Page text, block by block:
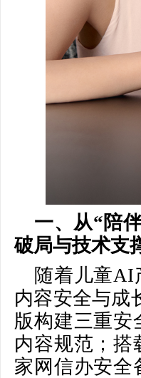
一、从“陪
破局与技术支
随着儿童AI
内容安全与成
版构建三重安
内容规范；搭
家网信办安全